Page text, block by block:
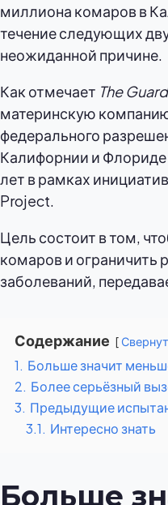
миллиона комаров в
течение следующих
неожиданной причине.
Как отмечает The
материнскую
федерального
Калифорнии и
лет в рамках
Project.
Цель состоит в том,
комаров и ограничить
заболеваний,
Содержание
1. Больше значит
2. Более серьёзный
3. Предыдущие
3.1. Интересно знать
Больше